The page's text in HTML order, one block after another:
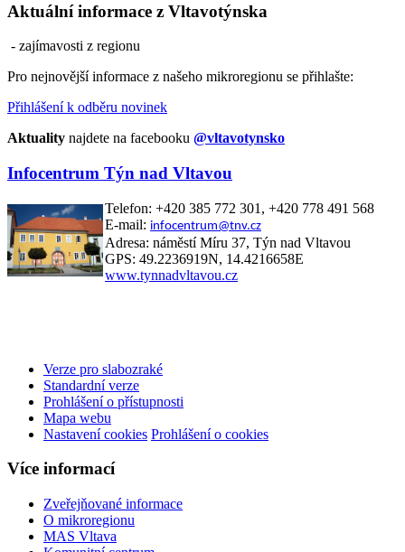
Aktuální informace z Vltavotýnska
- zajímavosti z regionu
Pro nejnovější informace z našeho mikroregionu se přihlašte:
Přihlášení k odběru novinek
Aktuality najdete na facebooku @vltavotynsko
Infocentrum Týn nad Vltavou
Telefon: +420 385 772 301, +420 778 491 568
E-mail: infocentrum@tnv.cz
Adresa: náměstí Míru 37, Týn nad Vltavou
GPS: 49.2236919N, 14.4216658E
www.tynnadvltavou.cz
Verze pro slabozraké
Standardní verze
Prohlášení o přístupnosti
Mapa webu
Nastavení cookies Prohlášení o cookies
Více informací
Zveřejňované informace
O mikroregionu
MAS Vltava